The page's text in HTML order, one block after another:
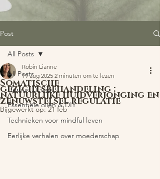
Post
All Posts
Human Design
Essentiële oliën & DIY
Technieken voor mindful leven
Eerlijke verhalen over moederschap
All Posts
Somatische
gezichtsbehandeling :
natuurlijke huidverjonging en
zenuwstelsel regulatie
Robin Lianne
19 aug 2025 2 minuten om te lezen
Bijgewerkt op:21 feb